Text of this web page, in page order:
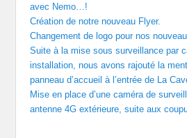
avec Nemo…!
Création de notre nouveau Flyer.
Changement de logo pour nos
Suite à la mise sous surveillance par
installation, nous avons rajouté la
panneau d’accueil à l’entrée de La
Mise en place d’une caméra de
antenne 4G extérieure, suite aux